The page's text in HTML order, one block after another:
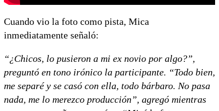
Cuando vio la foto como pista, Mica
inmediatamente señaló:
“¿Chicos, lo pusieron a mi ex novio por algo?”,
preguntó en tono irónico la participante. “Todo bien,
me separé y se casó con ella, todo bárbaro. No pasa
nada, me lo merezco producción”, agregó mientras